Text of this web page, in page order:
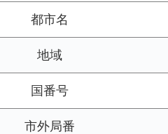
都市名
地域
国番号
市外局番